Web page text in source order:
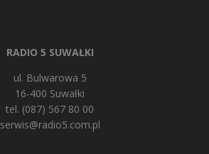
RADIO 5 SUWAŁKI
ul. Bulwarowa 5
16-400 Suwałki
tel. (087) 567 80 00
serwis@radio5.com.pl